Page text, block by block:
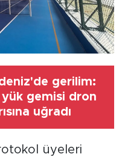
gerilim:
gemisi dron
uğradı
üyeleri